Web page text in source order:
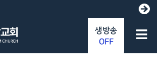
생방송
OFF